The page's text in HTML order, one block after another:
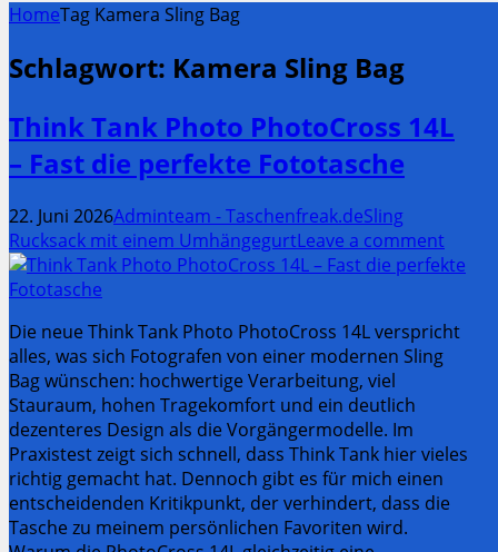
HomeTag Kamera Sling Bag
Schlagwort: Kamera Sling Bag
Think Tank Photo PhotoCross 14L
– Fast die perfekte Fototasche
22. Juni 2026Adminteam - Taschenfreak.deSling
Rucksack mit einem UmhängegurtLeave a comment
Die neue Think Tank Photo PhotoCross 14L verspricht
alles, was sich Fotografen von einer modernen Sling
Bag wünschen: hochwertige Verarbeitung, viel
Stauraum, hohen Tragekomfort und ein deutlich
dezenteres Design als die Vorgängermodelle. Im
Praxistest zeigt sich schnell, dass Think Tank hier vieles
richtig gemacht hat. Dennoch gibt es für mich einen
entscheidenden Kritikpunkt, der verhindert, dass die
Tasche zu meinem persönlichen Favoriten wird.